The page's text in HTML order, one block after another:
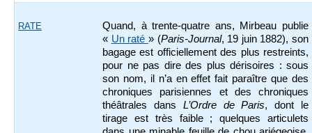
RATE
Quand, à trente-quatre ans, Mirbeau publie
« Un raté » (Paris-Journal, 19 juin 1882), son
bagage est officiellement des plus restreints,
pour ne pas dire des plus dérisoires : sous
son nom, il n’a en effet fait paraître que des
chroniques parisiennes et des chroniques
théâtrales dans L’Ordre de Paris, dont le
tirage est très faible ; quelques articulets